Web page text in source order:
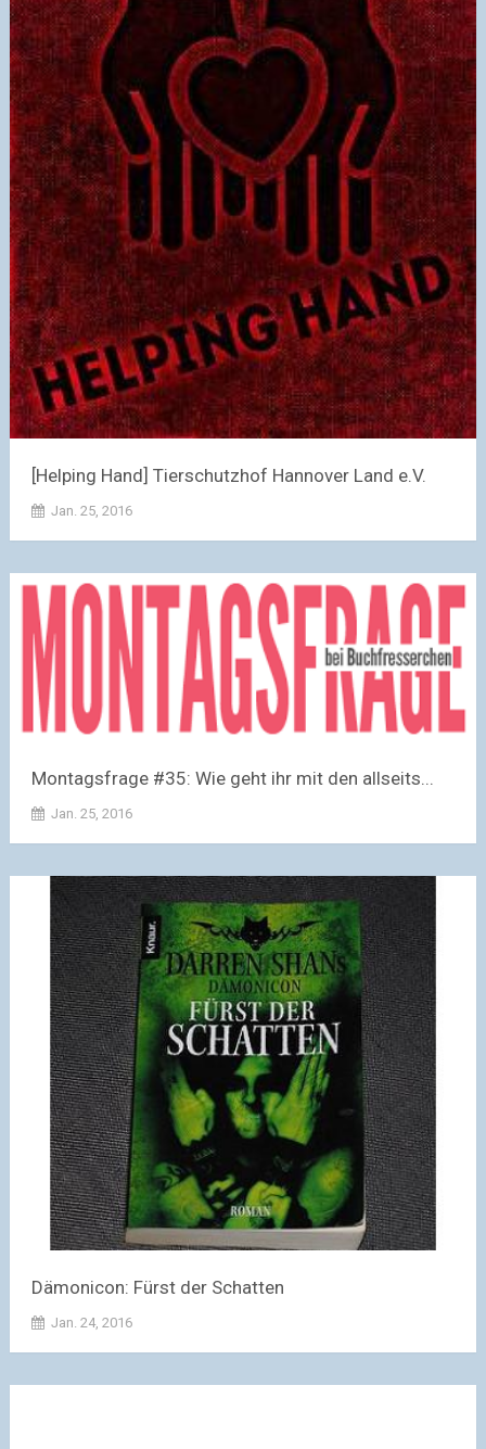
[Helping Hand] Tierschutzhof Hannover Land e.V.
Jan. 25, 2016
Montagsfrage #35: Wie geht ihr mit den allseits...
Jan. 25, 2016
Dämonicon: Fürst der Schatten
Jan. 24, 2016